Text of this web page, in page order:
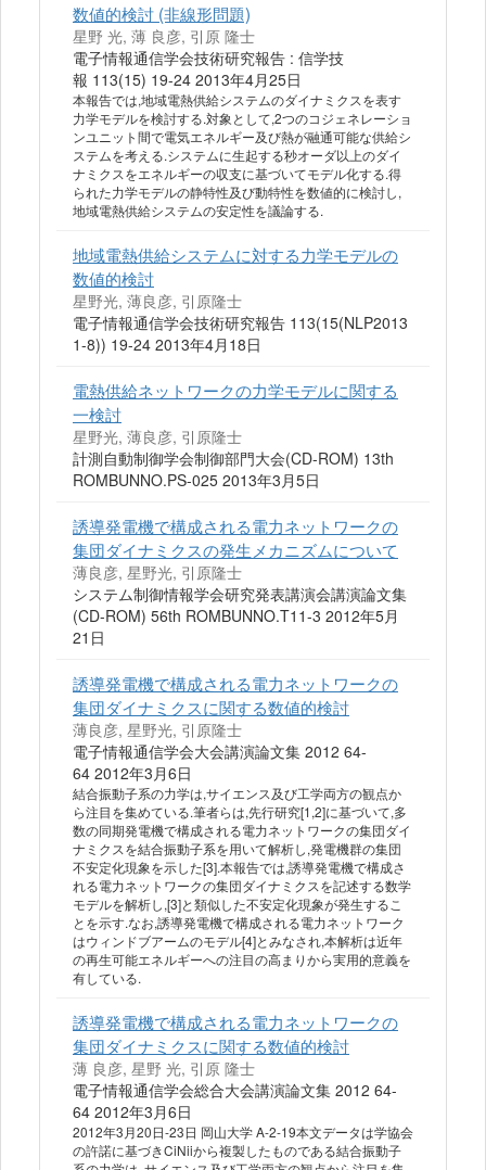
数値的検討 (非線形問題)
星野 光, 薄 良彦, 引原 隆士
電子情報通信学会技術研究報告 : 信学技
報 113(15) 19-24 2013年4月25日
本報告では,地域電熱供給システムのダイナミクスを表す
力学モデルを検討する.対象として,2つのコジェネレーショ
ンユニット間で電気エネルギー及び熱が融通可能な供給シ
ステムを考える.システムに生起する秒オーダ以上のダイ
ナミクスをエネルギーの収支に基づいてモデル化する.得
られた力学モデルの静特性及び動特性を数値的に検討し,
地域電熱供給システムの安定性を議論する.
地域電熱供給システムに対する力学モデルの
数値的検討
星野光, 薄良彦, 引原隆士
電子情報通信学会技術研究報告 113(15(NLP2013
1-8)) 19-24 2013年4月18日
電熱供給ネットワークの力学モデルに関する
一検討
星野光, 薄良彦, 引原隆士
計測自動制御学会制御部門大会(CD-ROM) 13th
ROMBUNNO.PS-025 2013年3月5日
誘導発電機で構成される電力ネットワークの
集団ダイナミクスの発生メカニズムについて
薄良彦, 星野光, 引原隆士
システム制御情報学会研究発表講演会講演論文集
(CD-ROM) 56th ROMBUNNO.T11-3 2012年5月
21日
誘導発電機で構成される電力ネットワークの
集団ダイナミクスに関する数値的検討
薄良彦, 星野光, 引原隆士
電子情報通信学会大会講演論文集 2012 64-
64 2012年3月6日
結合振動子系の力学は,サイエンス及び工学両方の観点か
ら注目を集めている.筆者らは,先行研究[1,2]に基づいて,多
数の同期発電機で構成される電力ネットワークの集団ダイ
ナミクスを結合振動子系を用いて解析し,発電機群の集団
不安定化現象を示した[3].本報告では,誘導発電機で構成さ
れる電力ネットワークの集団ダイナミクスを記述する数学
モデルを解析し,[3]と類似した不安定化現象が発生するこ
とを示す.なお,誘導発電機で構成される電力ネットワーク
はウィンドブアームのモデル[4]とみなされ,本解析は近年
の再生可能エネルギーへの注目の高まりから実用的意義を
有している.
誘導発電機で構成される電力ネットワークの
集団ダイナミクスに関する数値的検討
薄 良彦, 星野 光, 引原 隆士
電子情報通信学会総合大会講演論文集 2012 64-
64 2012年3月6日
2012年3月20日-23日 岡山大学 A-2-19本文データは学協会
の許諾に基づきCiNiiから複製したものである結合振動子